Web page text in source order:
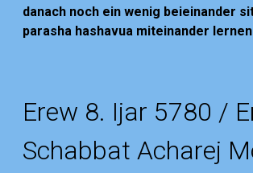
danach noch ein wenig beieinander
parasha hashavua miteinander
Erew 8. Ijar 5780 /
Schabbat Acharej